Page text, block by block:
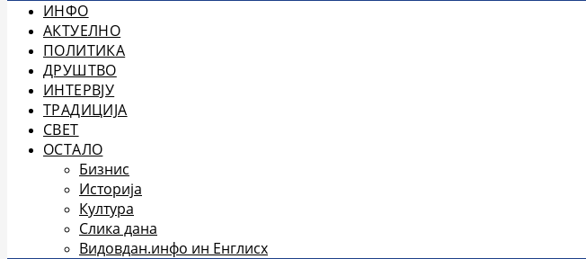
ИНФО
АКТУЕЛНО
ПОЛИТИКА
ДРУШТВО
ИНТЕРВЈУ
ТРАДИЦИЈА
СВЕТ
ОСТАЛО
Бизнис
Историја
Култура
Слика дана
Видовдан.инфо ин Енглисх